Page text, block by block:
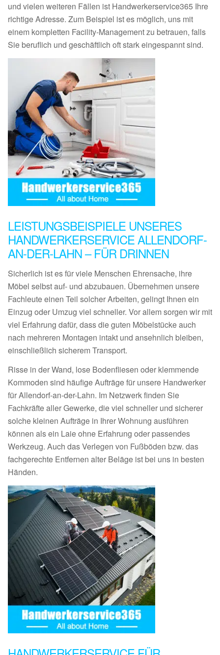
und vielen weiteren Fällen ist Handwerkerservice365 Ihre
richtige Adresse. Zum Beispiel ist es möglich, uns mit
einem kompletten Facility-Management zu betrauen, falls
Sie beruflich und geschäftlich oft stark eingespannt sind.
LEISTUNGSBEISPIELE UNSERES
HANDWERKERSERVICE ALLENDORF-
AN-DER-LAHN – FÜR DRINNEN
Sicherlich ist es für viele Menschen Ehrensache, ihre
Möbel selbst auf- und abzubauen. Übernehmen unsere
Fachleute einen Teil solcher Arbeiten, gelingt Ihnen ein
Einzug oder Umzug viel schneller. Vor allem sorgen wir mit
viel Erfahrung dafür, dass die guten Möbelstücke auch
nach mehreren Montagen intakt und ansehnlich bleiben,
einschließlich sicherem Transport.
Risse in der Wand, lose Bodenfliesen oder klemmende
Kommoden sind häufige Aufträge für unsere Handwerker
für Allendorf-an-der-Lahn. Im Netzwerk finden Sie
Fachkräfte aller Gewerke, die viel schneller und sicherer
solche kleinen Aufträge in Ihrer Wohnung ausführen
können als ein Laie ohne Erfahrung oder passendes
Werkzeug. Auch das Verlegen von Fußböden bzw. das
fachgerechte Entfernen alter Beläge ist bei uns in besten
Händen.